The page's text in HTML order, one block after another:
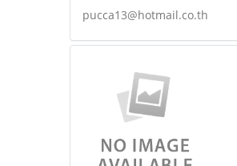
pucca13@hotmail.co.th